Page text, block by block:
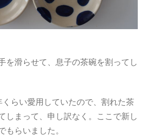
を滑らせて、息子の茶碗を割ってし
くらい愛用していたので、割れた茶
しまって、申し訳なく。ここで新し
もらいました。